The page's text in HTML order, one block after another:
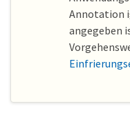
Annotation
angegeben